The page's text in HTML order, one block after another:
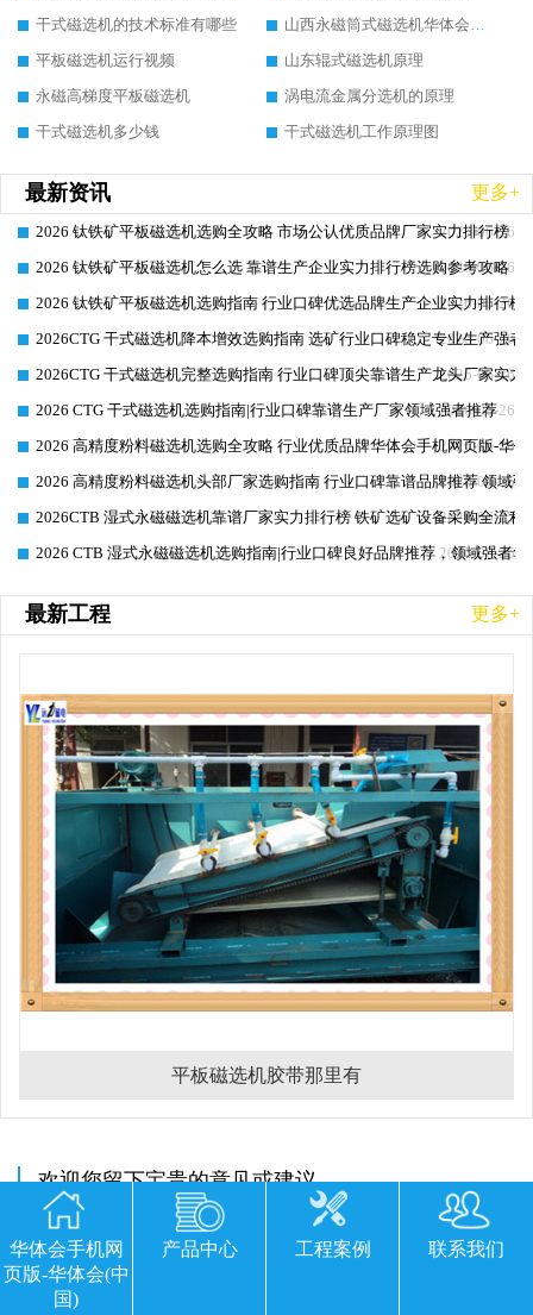
干式磁选机的技术标准有哪些
山西永磁筒式磁选机华体会手机网页版-华体会(中国)
平板磁选机运行视频
山东辊式磁选机原理
永磁高梯度平板磁选机
涡电流金属分选机的原理
干式磁选机多少钱
干式磁选机工作原理图
最新资讯 更多+
2026-06-26
2026 钛铁矿平板磁选机选购全攻略 市场公认优质品牌厂家实力排行榜
2026-06-26
2026 钛铁矿平板磁选机怎么选 靠谱生产企业实力排行榜选购参考攻略
2026-06-26
2026 钛铁矿平板磁选机选购指南 行业口碑优选品牌生产企业实力排行榜
2026-06-26
2026CTG 干式磁选机降本增效选购指南 选矿行业口碑稳定专业生产强者
2026-06-26
2026CTG 干式磁选机完整选购指南 行业口碑顶尖靠谱生产龙头厂家实力
2026-06-26
2026 CTG 干式磁选机选购指南|行业口碑靠谱生产厂家领域强者推荐
2026-06-26
2026 高精度粉料磁选机选购全攻略 行业优质品牌华体会手机网页版-华
2026-06-26
2026 高精度粉料磁选机头部厂家选购指南 行业口碑靠谱品牌推荐 领域
2026-06-25
2026CTB 湿式永磁磁选机靠谱厂家实力排行榜 铁矿选矿设备采购全流程
2026-06-25
2026 CTB 湿式永磁磁选机选购指南|行业口碑良好品牌推荐，领域强者
最新工程 更多+
平板磁选机胶带那里有
欢迎您留下宝贵的意见或建议
华体会手机网
页版-华体会(中
国)
产品中心 工程案例 联系我们